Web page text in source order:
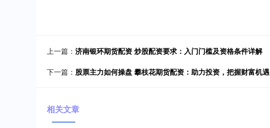
上一篇： 济南银环期货配资 炒股配资要求：入门门槛及资格条件详解
下一篇： 股票主力如何操盘 攀枝花期货配资：助力投资，把握财富机遇
相关文章